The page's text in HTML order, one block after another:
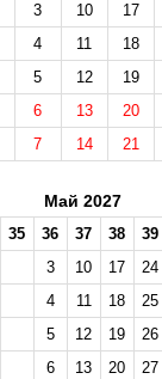
3 10
17
4 11
18
5 12
19
6 13
20
7 14 21
Май 2027
35 36 37 38
39
3 10 17
24
4 11 18
25
5 12 19
26
6 13 20
27